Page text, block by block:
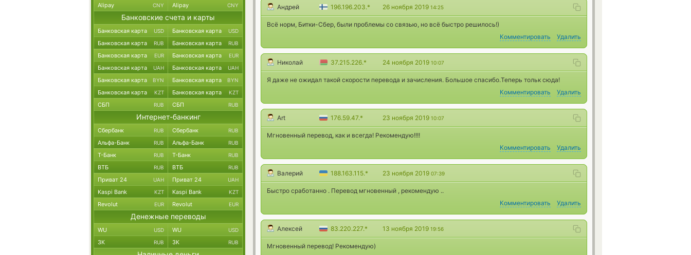
Андрей 196.196.203.* 26 ноября 2019 14:25
Всё норм, Битки-Сбер, были проблемы со связью, но всё быстро решилось!)
Комментировать
Удалить
Николай 37.215.226.* 24 ноября 2019 10:07
Я даже не ожидал такой скорости перевода и зачисления. Большое спасибо.Теперь тольк сюда!
Комментировать
Удалить
Art 176.59.47.* 23 ноября 2019 10:07
Мгновенный перевод, как и всегда! Рекомендую!!!!
Комментировать
Удалить
Валерий 188.163.115.* 23 ноября 2019 07:39
Быстро сработанно . Перевод мгновенный , рекомендую ..
Комментировать
Удалить
Алексей 83.220.227.* 13 ноября 2019 19:56
Мгновенный перевод! Рекомендую)
Alipay CNY Alipay CNY
Банковские счета и карты
Банковская карта USD Банковская карта USD
Банковская карта RUB Банковская карта RUB
Банковская карта EUR Банковская карта EUR
Банковская карта UAH Банковская карта UAH
Банковская карта BYN Банковская карта BYN
Банковская карта KZT Банковская карта KZT
СБП RUB СБП RUB
Интернет-банкинг
Сбербанк RUB Сбербанк RUB
Альфа-Банк RUB Альфа-Банк RUB
Т-Банк RUB Т-Банк RUB
ВТБ RUB ВТБ RUB
Приват 24 UAH Приват 24 UAH
Kaspi Bank KZT Kaspi Bank KZT
Revolut EUR Revolut EUR
Денежные переводы
WU USD WU USD
ЗК RUB ЗК RUB